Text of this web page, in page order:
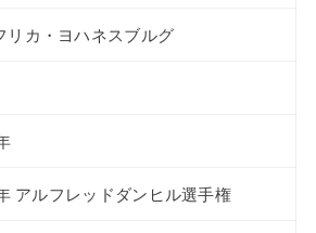
リカ・ヨハネスブルグ
アルフレッドダンヒル選手権